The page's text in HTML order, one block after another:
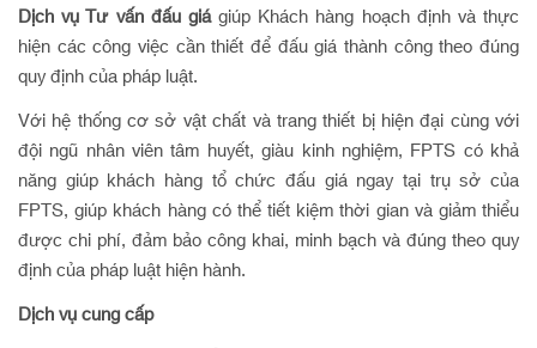
Dịch vụ Tư vấn đấu giágiúp Khách hàng hoạch định và thực
hiện các công việc cần thiết để đấu giá thành công theo đúng
quy định của pháp luật.
Với hệ thống cơ sở vật chất và trang thiết bị hiện đại cùng với
đội ngũ nhân viên tâm huyết, giàu kinh nghiệm, FPTS có khả
năng giúp khách hàng tổ chức đấu giá ngay tại trụ sở của
FPTS, giúp khách hàng có thể tiết kiệm thời gian và giảm thiểu
được chi phí, đảm bảo công khai, minh bạch và đúng theo quy
định của pháp luật hiện hành.
Dịch vụ cung cấp